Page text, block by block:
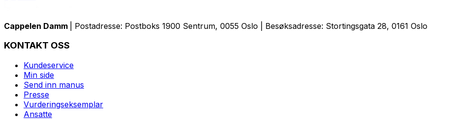
Cappelen Damm | Postadresse: Postboks 1900 Sentrum, 0055 Oslo | Besøksadresse: Stortingsgata 28, 0161 Oslo
KONTAKT OSS
Kundeservice
Min side
Send inn manus
Presse
Vurderingseksemplar
Ansatte